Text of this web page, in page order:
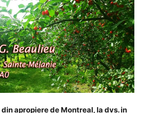
apropiere de Montreal, la dvs. in